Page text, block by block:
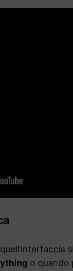
o quando